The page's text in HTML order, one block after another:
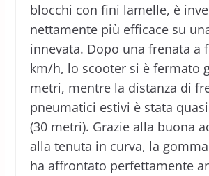
blocchi con fini lamelle, è
nettamente più efficace su
innevata. Dopo una frenata a
km/h, lo scooter si è fermato
metri, mentre la distanza di
pneumatici estivi è stata
(30 metri). Grazie alla buona
alla tenuta in curva, la
ha affrontato perfettamente